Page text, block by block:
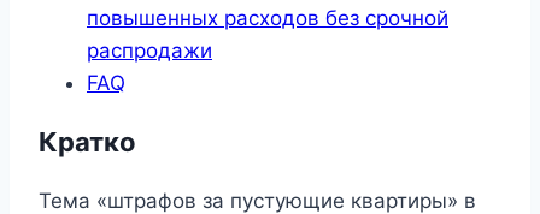
повышенных расходов без срочной
распродажи
FAQ
Кратко
Тема «штрафов за пустующие квартиры» в